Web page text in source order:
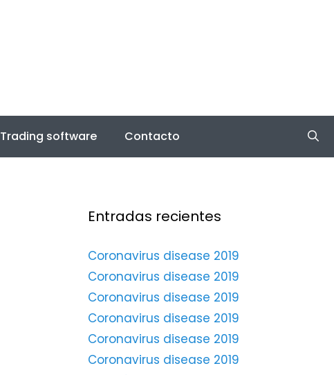
Trading software Contacto
Entradas recientes
Coronavirus disease 2019
Coronavirus disease 2019
Coronavirus disease 2019
Coronavirus disease 2019
Coronavirus disease 2019
Coronavirus disease 2019